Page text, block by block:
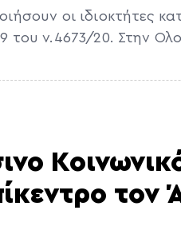
οι ιδιοκτήτες
του ν.4673/20. Στην
τον